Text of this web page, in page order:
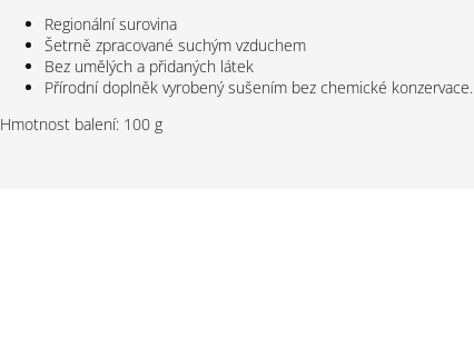
Regionální surovina
Šetrně zpracované suchým vzduchem
Bez umělých a přidaných látek
Přírodní doplněk vyrobený sušením bez chemické konzervace.
Hmotnost balení: 100 g